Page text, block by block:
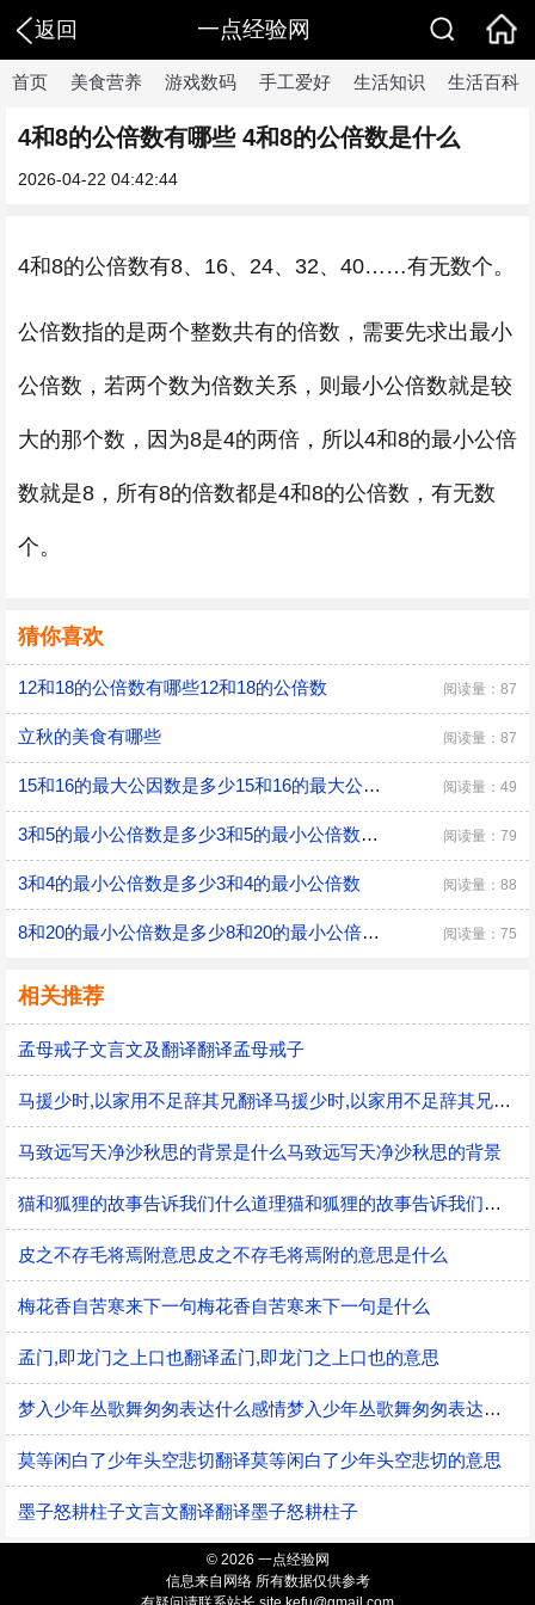
返回 一点经验网
首页 美食营养 游戏数码 手工爱好 生活知识 生活百科
4和8的公倍数有哪些 4和8的公倍数是什么
2026-04-22 04:42:44
4和8的公倍数有8、16、24、32、40……有无数个。
公倍数指的是两个整数共有的倍数，需要先求出最小
公倍数，若两个数为倍数关系，则最小公倍数就是较
大的那个数，因为8是4的两倍，所以4和8的最小公倍
数就是8，所有8的倍数都是4和8的公倍数，有无数
个。
猜你喜欢
12和18的公倍数有哪些12和18的公倍数 阅读量：87
立秋的美食有哪些 阅读量：87
15和16的最大公因数是多少15和16的最大公因数 阅读量：49
3和5的最小公倍数是多少3和5的最小公倍数是什么 阅读量：79
3和4的最小公倍数是多少3和4的最小公倍数 阅读量：88
8和20的最小公倍数是多少8和20的最小公倍数是什么 阅读量：75
相关推荐
孟母戒子文言文及翻译翻译孟母戒子
马援少时,以家用不足辞其兄翻译马援少时,以家用不足辞其兄的意思
马致远写天净沙秋思的背景是什么马致远写天净沙秋思的背景
猫和狐狸的故事告诉我们什么道理猫和狐狸的故事告诉我们的道理
皮之不存毛将焉附意思皮之不存毛将焉附的意思是什么
梅花香自苦寒来下一句梅花香自苦寒来下一句是什么
孟门,即龙门之上口也翻译孟门,即龙门之上口也的意思
梦入少年丛歌舞匆匆表达什么感情梦入少年丛歌舞匆匆表达的感情
莫等闲白了少年头空悲切翻译莫等闲白了少年头空悲切的意思
墨子怒耕柱子文言文翻译翻译墨子怒耕柱子
© 2026 一点经验网
信息来自网络 所有数据仅供参考